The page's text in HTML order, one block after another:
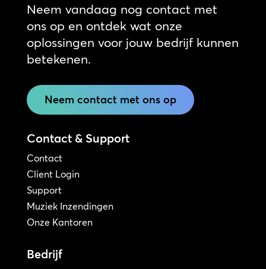
Neem vandaag nog contact met
ons op en ontdek wat onze
oplossingen voor jouw bedrijf kunnen
betekenen.
Neem contact met ons op
Contact & Support
Contact
Client Login
Support
Muziek Inzendingen
Onze Kantoren
Bedrijf